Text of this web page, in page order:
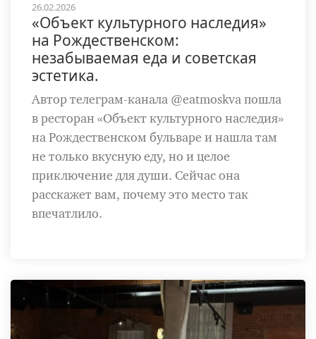
26.02.2026
«Объект культурного наследия»
на Рождественском:
незабываемая еда и советская
эстетика.
Автор телеграм-канала @eatmoskva пошла
в ресторан «Объект культурного наследия»
на Рождественском бульваре и нашла там
не только вкусную еду, но и целое
приключение для души. Сейчас она
расскажет вам, почему это место так
впечатлило.